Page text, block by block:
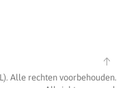
Alle rechten voorbehouden.